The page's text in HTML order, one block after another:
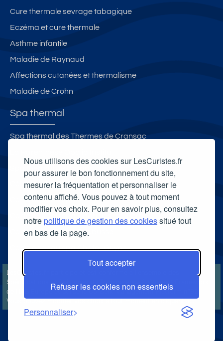
Nous utilisons des cookies sur LesCuristes.fr
pour assurer le bon fonctionnement du site,
mesurer la fréquentation et personnaliser le
contenu affiché. Vous pouvez à tout moment
modifier vos choix. Pour en savoir plus, consultez
notrepolitique de gestion des cookiessitué tout
en bas de la page.
Tout accepter
Refuser les cookies non essentiels
Personnaliser
Cure thermale sevrage tabagique
Eczéma et cure thermale
Asthme infantile
Maladie de Raynaud
Affections cutanées et thermalisme
Maladie de Crohn
Spa thermal
Spa thermal des Thermes de Cransac
Célestins Spa Thermal
Carte cadeau spa Vichy
Carte cadeau spa Bagnoles-de-l'Orne
Carte cadeau spa Saubusse
Carte cadeau spa Châtel-Guyon
LesCuristes.fr participe et est conforme à l'ensemble des
Spécifications et Politiques du Transparency & Consent Framework
de l'IAB Europe et utilise la Consent Management Platform n°92.
Vous pouvez modifier vos choix à tout moment encliquant ici.